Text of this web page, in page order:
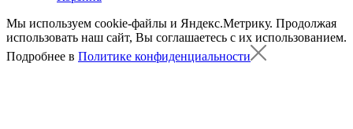
Мы используем cookie-файлы и Яндекс.Метрику. Продолжая
использовать наш сайт, Вы соглашаетесь с их использованием.
Подробнее в Политике конфиденциальности